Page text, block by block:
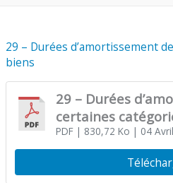
29 – Durées d’amortissement
biens
29 – Durées
certaines
PDF| 830,72 Ko | 04